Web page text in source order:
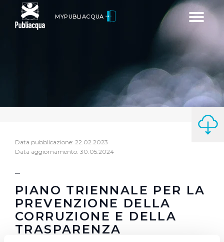
Toggle
MYPUBLIACQUA
Data pubblicazione: 22.02.2023
Data aggiornamento: 30.05.2024
PIANO TRIENNALE PER LA
PREVENZIONE DELLA
CORRUZIONE E DELLA
TRASPARENZA